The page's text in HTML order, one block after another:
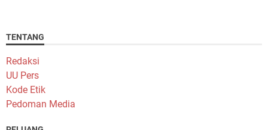
TENTANG
Redaksi
UU Pers
Kode Etik
Pedoman Media